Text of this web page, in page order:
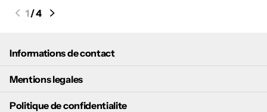
1/4
Informations de contact
Mentions legales
Politique de confidentialite